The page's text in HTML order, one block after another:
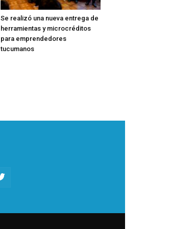
Se realizó una nueva entrega de
herramientas y microcréditos
para emprendedores
tucumanos